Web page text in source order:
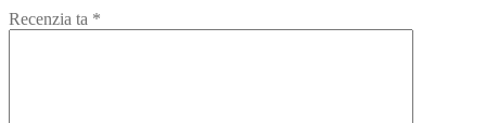
Recenzia ta *